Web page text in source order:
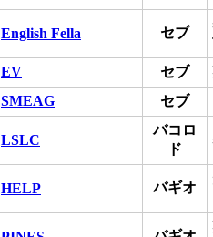
English Fella セブ
EV
セブ
SMEAG
セブ
LSLC
バコロ
ド
HELP バギオ